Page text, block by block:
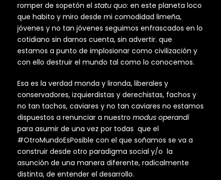
romper de sopetón el statu quo: en este planeta loco
que habito y miro desde mi comodidad limeña,
jóvenes y no tan jóvenes seguimos enfrascados en lo
cotidiano sin darnos cuenta, sin advertir. que
estamos a punto de implosionar como civilización y
con ello destruir el mundo tal como lo conocemos.
Esa es la verdad monda y lironda, liberales y
conservadores, izquierdistas y derechistas, fachos y
no tan tachos, caviares y no tan caviares no estamos
dispuestos a renunciar a nuestro modus operandi
para asumir de una vez por todas que el
#OtroMundoEsPosible con el que soñamos se va a
construir desde otro paradigma social y/o la
asunción de una manera diferente, radicalmente
distinta, de entender el desarrollo.